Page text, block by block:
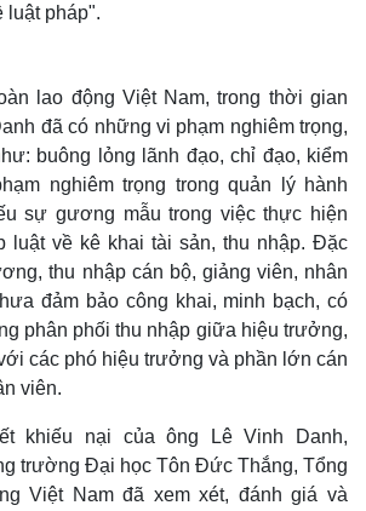
Multimedia
E-Magazine
Infographic
luật pháp".
lao động Việt Nam, trong thời gian
đã có những vi phạm nghiêm trọng,
buông lỏng lãnh đạo, chỉ đạo, kiểm
nghiêm trọng trong quản lý hành
sự gương mẫu trong việc thực hiện
luật về kê khai tài sản, thu nhập. Đặc
thu nhập cán bộ, giảng viên, nhân
đảm bảo công khai, minh bạch, có
phân phối thu nhập giữa hiệu trưởng,
các phó hiệu trưởng và phần lớn cán
viên.
khiếu nại của ông Lê Vinh Danh,
trường Đại học Tôn Đức Thắng, Tổng
Việt Nam đã xem xét, đánh giá và